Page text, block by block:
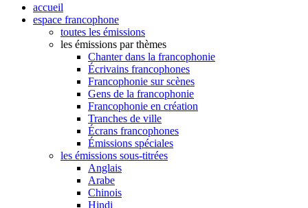
accueil
espace francophone
toutes les émissions
les émissions par thèmes
Chanter dans la francophonie
Écrivains francophones
Francophonie sur scènes
Gens de la francophonie
Francophonie en création
Tranches de ville
Écrans francophones
Émissions spéciales
les émissions sous-titrées
Anglais
Arabe
Chinois
Hindi